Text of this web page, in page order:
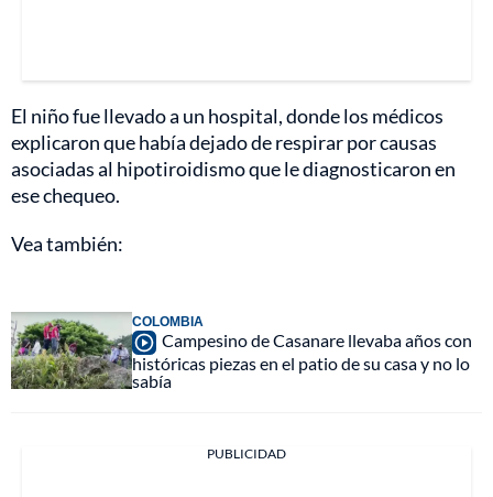
El niño fue llevado a un hospital, donde los médicos
explicaron que había dejado de respirar por causas
asociadas al hipotiroidismo que le diagnosticaron en
ese chequeo.
Vea también:
COLOMBIA
Campesino de Casanare llevaba años con
históricas piezas en el patio de su casa y no lo
sabía
PUBLICIDAD